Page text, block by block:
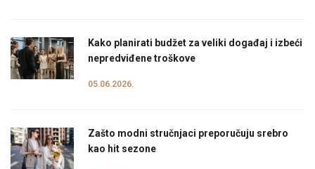
Kako planirati budžet za veliki događaj i izbeći
nepredviđene troškove
05.06.2026.
Zašto modni stručnjaci preporučuju srebro
kao hit sezone